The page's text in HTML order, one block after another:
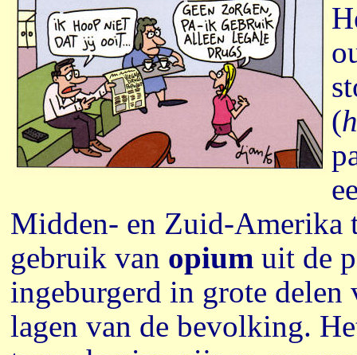
(
Midden- en Zuid-Amerika
gebruik van opium uit de
ingeburgerd in grote
lagen van de bevolking.